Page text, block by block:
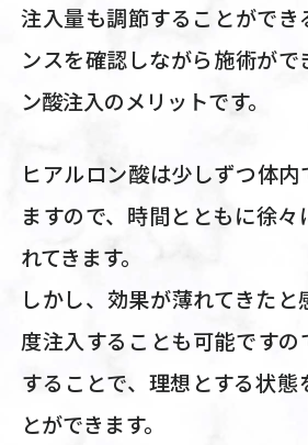
注入量も調節することができ
ンスを確認しながら施術がで
ン酸注入のメリットです。
ヒアルロン酸は少しずつ体
ますので、時間とともに徐
れてきます。
しかし、効果が薄れてきた
度注入することも可能です
することで、理想とする状態
とができます。